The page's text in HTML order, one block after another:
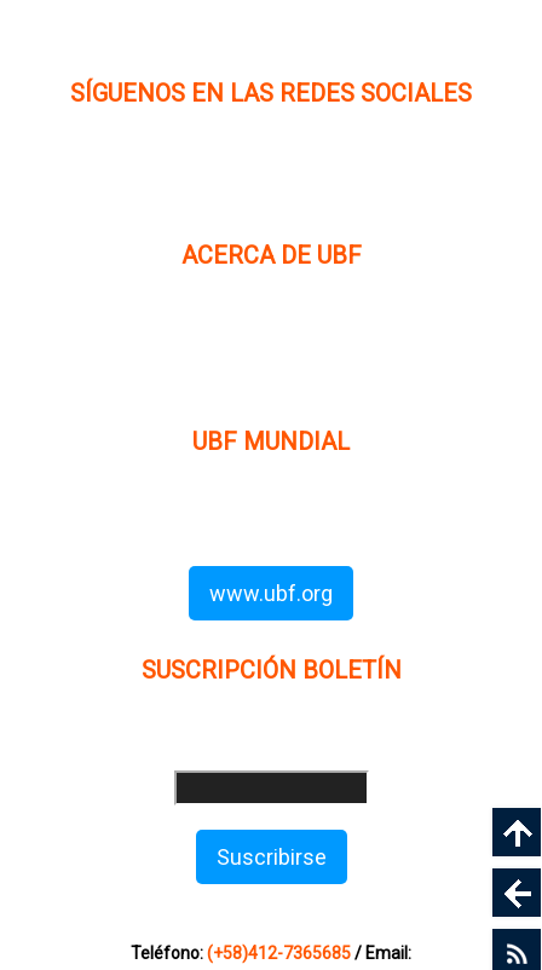
SÍGUENOS EN LAS REDES SOCIALES
ACERCA DE UBF
UBF MUNDIAL
www.ubf.org
SUSCRIPCIÓN BOLETÍN
Suscribirse
Teléfono:(+58)412-7365685/ Email: